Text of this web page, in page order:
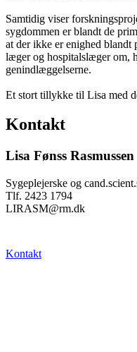
Samtidig viser
sygdommen er blandt de
at der ikke er enighed blandt
læger og hospitalslæger om,
genindlæggelserne.
Et stort tillykke til Lisa med
Kontakt
Lisa Fønss Rasmussen
Sygeplejerske og
Tlf. 2423 1794
LIRASM@rm.dk
Kontakt